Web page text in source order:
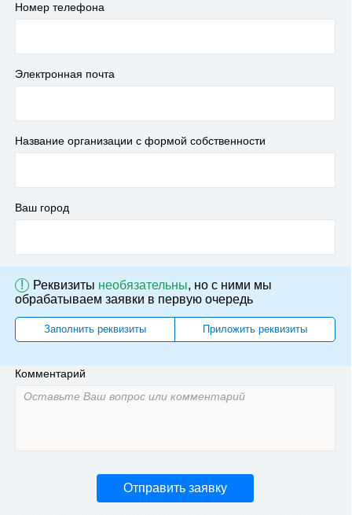
Номер телефона
Электронная почта
Название организации с формой собственности
Ваш город
! Реквизиты необязательны, но с ними мы
обрабатываем заявки в первую очередь
Заполнить реквизиты Приложить реквизиты
Комментарий
Отправить заявку